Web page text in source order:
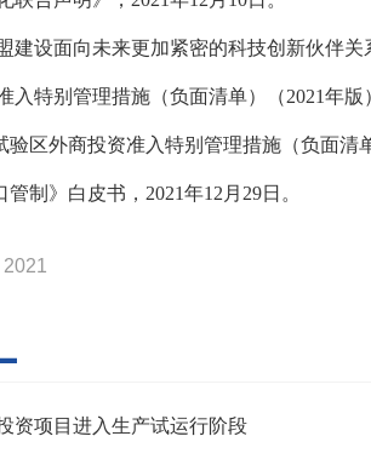
建设面向未来更加紧密的科技创新伙伴关
入特别管理措施（负面清单）（2021年版
验区外商投资准入特别管理措施（负面清
制》白皮书，2021年12月29日。
2021
资项目进入生产试运行阶段